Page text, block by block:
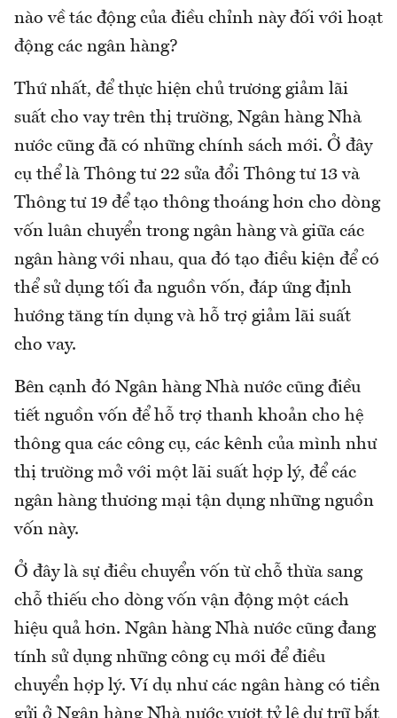
nào về tác động của điều chỉnh này đối với hoạt
động các ngân hàng?
Thứ nhất, để thực hiện chủ trương giảm lãi
suất cho vay trên thị trường, Ngân hàng Nhà
nước cũng đã có những chính sách mới. Ở đây
cụ thể là Thông tư 22 sửa đổi Thông tư 13 và
Thông tư 19 để tạo thông thoáng hơn cho dòng
vốn luân chuyển trong ngân hàng và giữa các
ngân hàng với nhau, qua đó tạo điều kiện để có
thể sử dụng tối đa nguồn vốn, đáp ứng định
hướng tăng tín dụng và hỗ trợ giảm lãi suất
cho vay.
Bên cạnh đó Ngân hàng Nhà nước cũng điều
tiết nguồn vốn để hỗ trợ thanh khoản cho hệ
thông qua các công cụ, các kênh của mình như
thị trường mở với một lãi suất hợp lý, để các
ngân hàng thương mại tận dụng những nguồn
vốn này.
Ở đây là sự điều chuyển vốn từ chỗ thừa sang
chỗ thiếu cho dòng vốn vận động một cách
hiệu quả hơn. Ngân hàng Nhà nước cũng đang
tính sử dụng những công cụ mới để điều
chuyển hợp lý. Ví dụ như các ngân hàng có tiền
gửi ở Ngân hàng Nhà nước vượt tỷ lệ dự trữ bắt